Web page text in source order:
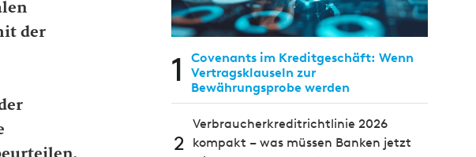
der
1
Covenants im Kreditgeschäft: Wenn
Vertragsklauseln zur
Bewährungsprobe werden
2
Verbraucherkreditrichtlinie 2026
kompakt – was müssen Banken jetzt